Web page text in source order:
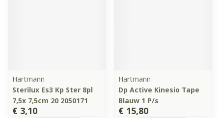
Hartmann
Sterilux Es3 Kp Ster 8pl
7,5x 7,5cm 20 2050171
€ 3,10
Hartmann
Dp Active Kinesio Tape
Blauw 1 P/s
€ 15,80